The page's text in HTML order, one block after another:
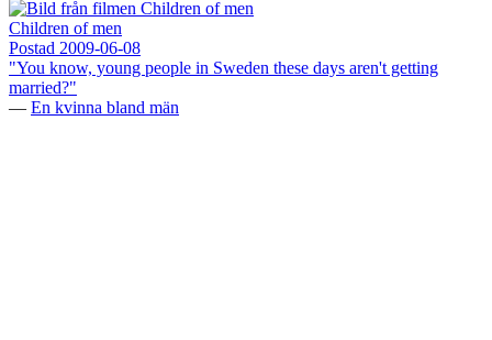
Children of men
Postad 2009-06-08
"You know, young people in Sweden these days aren't getting
married?"
— En kvinna bland män